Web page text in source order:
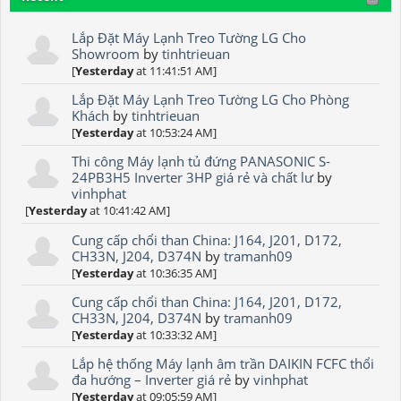
Lắp Đặt Máy Lạnh Treo Tường LG Cho
Showroom bytinhtrieuan
[Yesterdayat 11:41:51 AM]
Lắp Đặt Máy Lạnh Treo Tường LG Cho Phòng
Khách bytinhtrieuan
[Yesterdayat 10:53:24 AM]
Thi công Máy lạnh tủ đứng PANASONIC S-
24PB3H5 Inverter 3HP giá rẻ và chất lưby
vinhphat
[Yesterdayat 10:41:42 AM]
Cung cấp chổi than China: J164, J201, D172,
CH33N, J204, D374N bytramanh09
[Yesterdayat 10:36:35 AM]
Cung cấp chổi than China: J164, J201, D172,
CH33N, J204, D374N bytramanh09
[Yesterdayat 10:33:32 AM]
Lắp hệ thống Máy lạnh âm trần DAIKIN FCFC thổi
đa hướng – Inverter giá rẻ byvinhphat
[Yesterdayat 09:05:59 AM]